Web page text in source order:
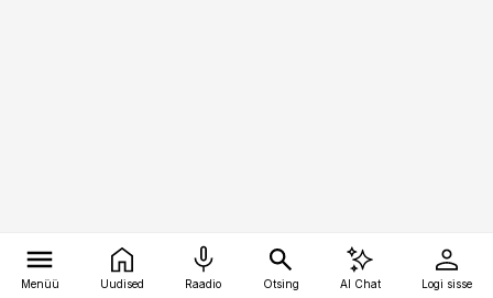
Menüü Uudised Raadio Otsing AI Chat Logi sisse